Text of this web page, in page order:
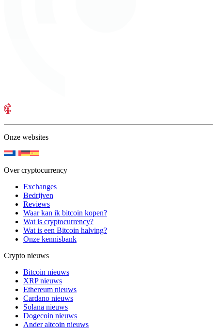
Onze websites
Over cryptocurrency
Exchanges
Bedrijven
Reviews
Waar kan ik bitcoin kopen?
Wat is cryptocurrency?
Wat is een Bitcoin halving?
Onze kennisbank
Crypto nieuws
Bitcoin nieuws
XRP nieuws
Ethereum nieuws
Cardano nieuws
Solana nieuws
Dogecoin nieuws
Ander altcoin nieuws